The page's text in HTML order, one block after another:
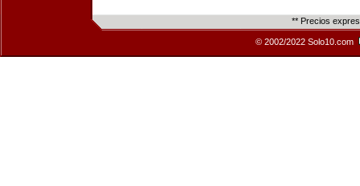
** Precios
© 2002/2022 Solo10.com